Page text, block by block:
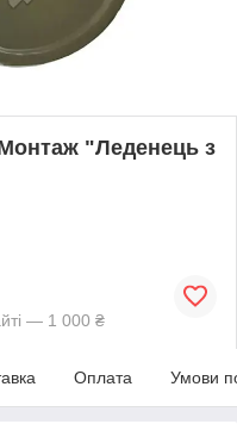
"Леденець з
— 1 000 ₴
Оплата Умови